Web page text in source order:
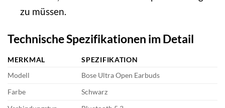
zu müssen.
Technische Spezifikationen im Detail
MERKMAL
SPEZIFIKATION
Modell
Bose Ultra Open Earbuds
Farbe
Schwarz